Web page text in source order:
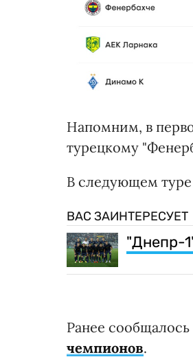
Напомним, в
турецкому
В следующем
ВАС ЗАИНТЕРЕСУЕТ
"Днепр-
Ранее
чемпионов.